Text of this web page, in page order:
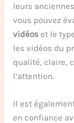
leurs
vous pouvez
vidéos et le
les vidéos du
qualité, claire,
l’attention.
Il est
en confiance